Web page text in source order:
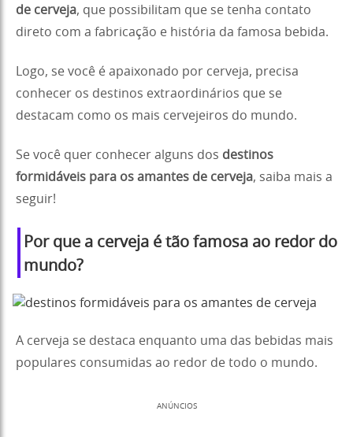
de cerveja, que possibilitam que se tenha contato
direto com a fabricação e história da famosa bebida.
Logo, se você é apaixonado por cerveja, precisa
conhecer os destinos extraordinários que se
destacam como os mais cervejeiros do mundo.
Se você quer conhecer alguns dos destinos
formidáveis para os amantes de cerveja, saiba mais a
seguir!
Por que a cerveja é tão famosa ao redor do
mundo?
A cerveja se destaca enquanto uma das bebidas mais
populares consumidas ao redor de todo o mundo.
ANÚNCIOS